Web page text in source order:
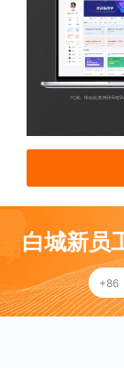
白城新员
+86